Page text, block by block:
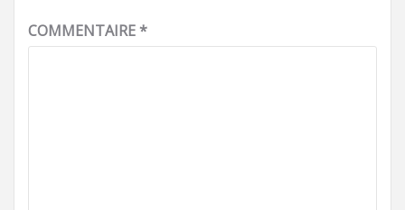
COMMENTAIRE*